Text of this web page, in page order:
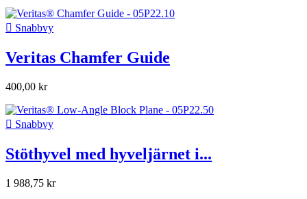
 Snabbvy
Veritas Chamfer Guide
400,00 kr
 Snabbvy
Stöthyvel med hyveljärnet i...
1 988,75 kr